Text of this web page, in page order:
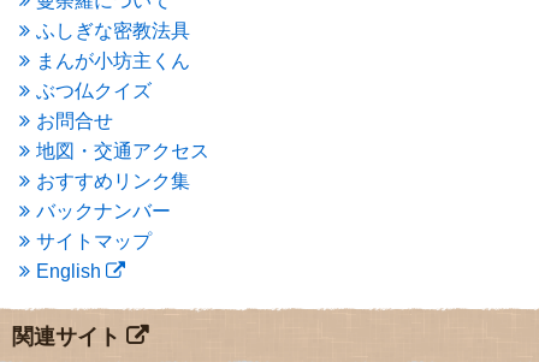
2015年4月(1)
2015年3月 (3)
2015年2月(3)
2015年1月(1)
2014年12月
2014年9月(1)
2014年5月 (1)
2014年4月
2014年1月(1)
2013年11月 (4)
2013年10月
2013年8月
(7)
2013年7月
(7)
ふしぎな密教法具
まんが小坊主くん
ぶつ仏クイズ
お問合せ
地図・交通アクセス
おすすめリンク集
バックナンバー
サイトマップ
English
関連サイト